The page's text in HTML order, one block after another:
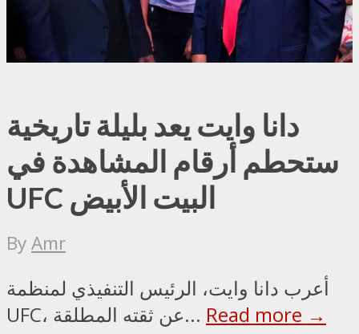
دانا وايت يعد بليلة تاريخية
ستحطم أرقام المشاهدة في
UFC البيت الأبيض
ByAmr
أعرب دانا وايت، الرئيس التنفيذي لمنظمة
UFC، عن ثقته المطلقة... Read more →